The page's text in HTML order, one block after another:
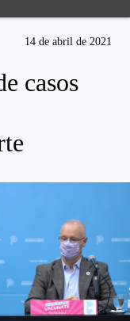
14 de abril de 2021
casos